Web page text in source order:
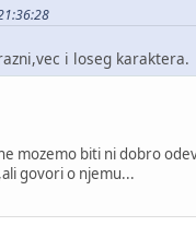
i loseg karaktera.
mozemo biti ni dobro
govori o njemu...